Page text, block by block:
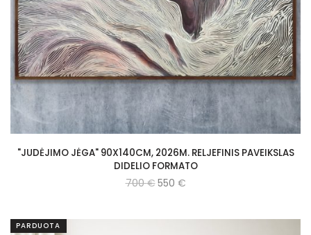
"JUDĖJIMO JĖGA" 90X140CM, 2026M. RELJEFINIS PAVEIKSLAS
DIDELIO FORMATO
700€550 €
PARDUOTA